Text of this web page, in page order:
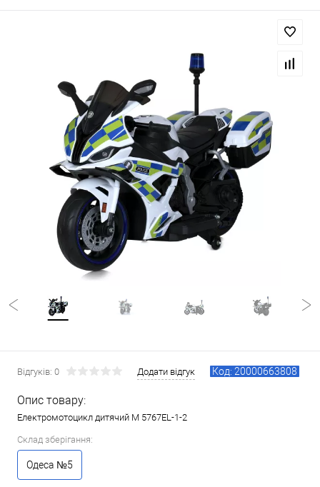
Відгуків: 0 Додати відгук Код: 20000663808
Опис товару:
Електромотоцикл дитячий M 5767EL-1-2
Склад зберігання:
Одеса №5